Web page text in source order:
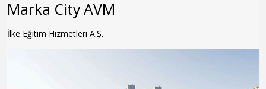
Marka City AVM
İlke Eğitim Hizmetleri A.Ș.